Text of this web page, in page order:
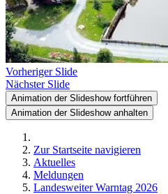
Vorheriger Slide
Nächster Slide
Animation der Slideshow fortführen
Animation der Slideshow anhalten
Zur Startseite navigieren
Aktuelles
Meldungen
Landesweiter Warntag 2026